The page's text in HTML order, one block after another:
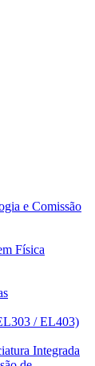
e Comissão
Física
/ EL403)
Integrada